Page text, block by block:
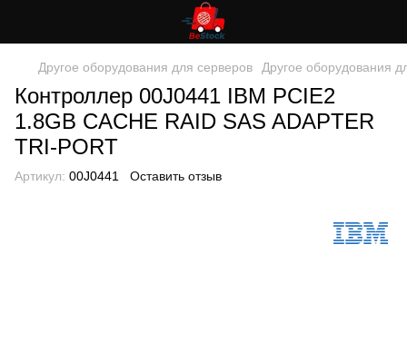
Другое оборудования для серверов Другое оборудования
Контроллер 00J0441 IBM PCIE2
1.8GB CACHE RAID SAS ADAPTER
TRI-PORT
Артикул: 00J0441 Оставить отзыв